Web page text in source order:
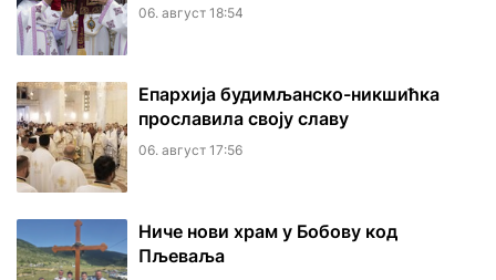
06. август 18:54
Епархија будимљанско-никшићка
прославила своју славу
06. август 17:56
Ниче нови храм у Бобову код
Пљеваља